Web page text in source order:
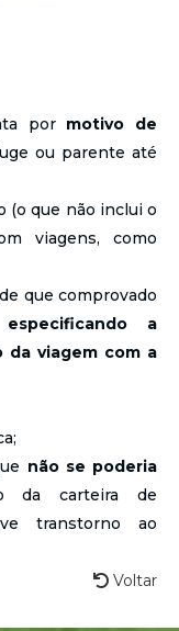
por motivo de
ou parente até
(o que não inclui o
viagens, como
que comprovado
especificando a
da viagem com a
não se poderia
da carteira de
transtorno ao
Voltar